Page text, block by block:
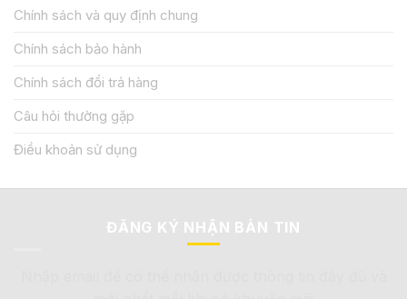
Chính sách và quy định chung
Chính sách bảo hành
Chính sách đổi trả hàng
Câu hỏi thường gặp
Điều khoản sử dụng
ĐĂNG KÝ NHẬN BẢN TIN